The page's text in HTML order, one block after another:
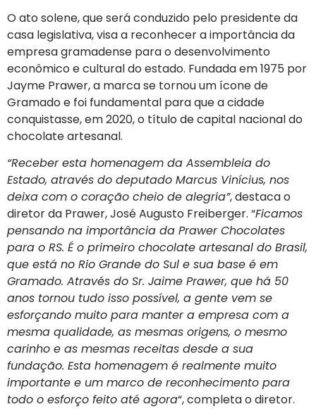
O ato solene, que será conduzido pelo presidente da
casa legislativa, visa a reconhecer a importância da
empresa gramadense para o desenvolvimento
econômico e cultural do estado. Fundada em 1975 por
Jayme Prawer, a marca se tornou um ícone de
Gramado e foi fundamental para que a cidade
conquistasse, em 2020, o título de capital nacional do
chocolate artesanal.
“Receber esta homenagem da Assembleia do
Estado, através do deputado Marcus Vinícius, nos
deixa com o coração cheio de alegria”, destaca o
diretor da Prawer, José Augusto Freiberger. “Ficamos
pensando na importância da Prawer Chocolates
para o RS. É o primeiro chocolate artesanal do Brasil,
que está no Rio Grande do Sul e sua base é em
Gramado. Através do Sr. Jaime Prawer, que há 50
anos tornou tudo isso possível, a gente vem se
esforçando muito para manter a empresa com a
mesma qualidade, as mesmas origens, o mesmo
carinho e as mesmas receitas desde a sua
fundação. Esta homenagem é realmente muito
importante e um marco de reconhecimento para
todo o esforço feito até agora“, completa o diretor.